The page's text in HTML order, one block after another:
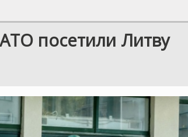
посетили Литву